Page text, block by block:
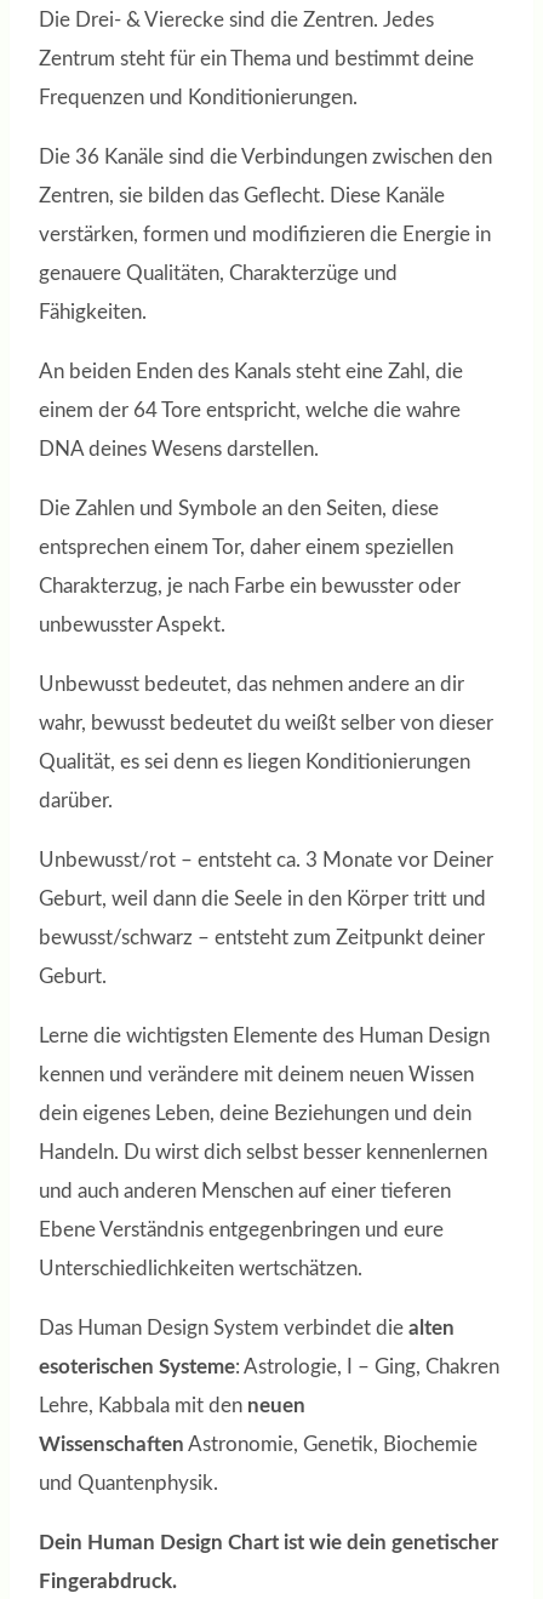
Die Drei- & Vierecke sind die Zentren. Jedes
Zentrum steht für ein Thema und bestimmt deine
Frequenzen und Konditionierungen.
Die 36 Kanäle sind die Verbindungen zwischen den
Zentren, sie bilden das Geflecht. Diese Kanäle
verstärken, formen und modifizieren die Energie in
genauere Qualitäten, Charakterzüge und
Fähigkeiten.
An beiden Enden des Kanals steht eine Zahl, die
einem der 64 Tore entspricht, welche die wahre
DNA deines Wesens darstellen.
Die Zahlen und Symbole an den Seiten, diese
entsprechen einem Tor, daher einem speziellen
Charakterzug, je nach Farbe ein bewusster oder
unbewusster Aspekt.
Unbewusst bedeutet, das nehmen andere an dir
wahr, bewusst bedeutet du weißt selber von dieser
Qualität, es sei denn es liegen Konditionierungen
darüber.
Unbewusst/rot – entsteht ca. 3 Monate vor Deiner
Geburt, weil dann die Seele in den Körper tritt und
bewusst/schwarz – entsteht zum Zeitpunkt deiner
Geburt.
Lerne die wichtigsten Elemente des Human Design
kennen und verändere mit deinem neuen Wissen
dein eigenes Leben, deine Beziehungen und dein
Handeln. Du wirst dich selbst besser kennenlernen
und auch anderen Menschen auf einer tieferen
Ebene Verständnis entgegenbringen und eure
Unterschiedlichkeiten wertschätzen.
Das Human Design System verbindet die alten
esoterischen Systeme: Astrologie, I – Ging, Chakren
Lehre, Kabbala mit den neuen
Wissenschaften Astronomie, Genetik, Biochemie
und Quantenphysik.
Dein Human Design Chart ist wie dein genetischer
Fingerabdruck.